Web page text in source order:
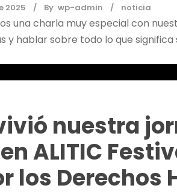
2025 By wp-admin noticia
una charla muy especial con
y hablar sobre todo lo que significa
nuestra
ALITIC
los Derechos